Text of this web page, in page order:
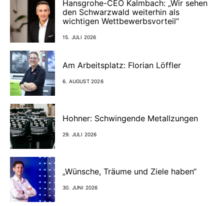
Hansgrohe-CEO Kalmbach: „Wir sehen
den Schwarzwald weiterhin als
wichtigen Wettbewerbsvorteil“
15. JULI 2026
Am Arbeitsplatz: Florian Löffler
6. AUGUST 2026
Hohner: Schwingende Metallzungen
29. JULI 2026
„Wünsche, Träume und Ziele haben“
30. JUNI 2026